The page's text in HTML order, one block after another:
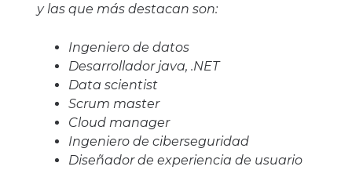
y las que más destacan son:
Ingeniero de datos
Desarrollador java, .NET
Data scientist
Scrum master
Cloud manager
Ingeniero de ciberseguridad
Diseñador de experiencia de usuario